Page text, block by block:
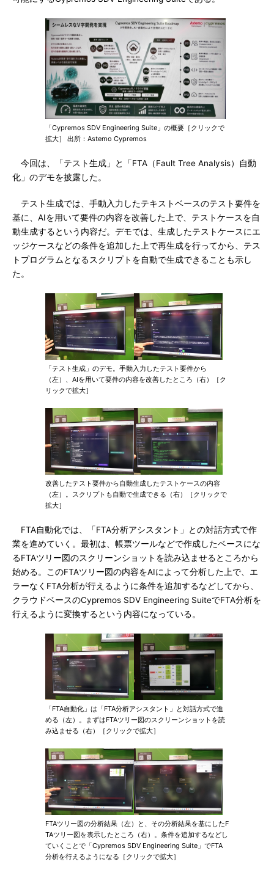
「Cypremos SDV Engineering Suite」の概要［クリックで
拡大］ 出所：Astemo Cypremos
今回は、「テスト生成」と「FTA（Fault Tree Analysis）自動
化」のデモを披露した。
テスト生成では、手動入力したテキストベースのテスト要件を
基に、AIを用いて要件の内容を改善した上で、テストケースを自
動生成するという内容だ。デモでは、生成したテストケースにエ
ッジケースなどの条件を追加した上で再生成を行ってから、テス
トプログラムとなるスクリプトを自動で生成できることも示し
た。
「テスト生成」のデモ。手動入力したテスト要件から
（左）、AIを用いて要件の内容を改善したところ（右）［ク
リックで拡大］
改善したテスト要件から自動生成したテストケースの内容
（左）。スクリプトも自動で生成できる（右）［クリックで
拡大］
FTA自動化では、「FTA分析アシスタント」との対話方式で作
業を進めていく。最初は、帳票ツールなどで作成したベースにな
るFTAツリー図のスクリーンショットを読み込ませるところから
始める。このFTAツリー図の内容をAIによって分析した上で、エ
ラーなくFTA分析が行えるように条件を追加するなどしてから、
クラウドベースのCypremos SDV Engineering SuiteでFTA分析を
行えるように変換するという内容になっている。
「FTA自動化」は「FTA分析アシスタント」と対話方式で進
める（左）。まずはFTAツリー図のスクリーンショットを読
み込ませる（右）［クリックで拡大］
FTAツリー図の分析結果（左）と、その分析結果を基にしたF
TAツリー図を表示したところ（右）。条件を追加するなどし
ていくことで「Cypremos SDV Engineering Suite」でFTA
分析を行えるようになる［クリックで拡大］